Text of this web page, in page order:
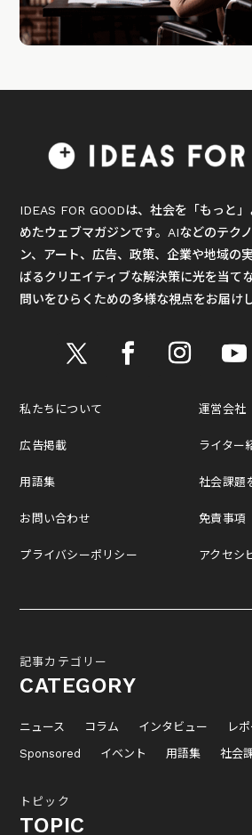
IDEAS FOR GOODは、社会を「もっと
めたウェブマガジンです。AIなどのテク
ン、アート、広告、政策、企業や地域の
ばるクリエイティブな解決策に光を当て
問いをひらくための多様な視点をお届けし
私たちについて
広告掲載
用語集
お問い合わせ
プライバシーポリシー
運営会社
ライター
社会課題
免責事項
アクセシ
記事カテゴリー
CATEGORY
ニュース コラム インタビュー レ
Sponsored
イベント 用語集 社会
トピック
TOPIC